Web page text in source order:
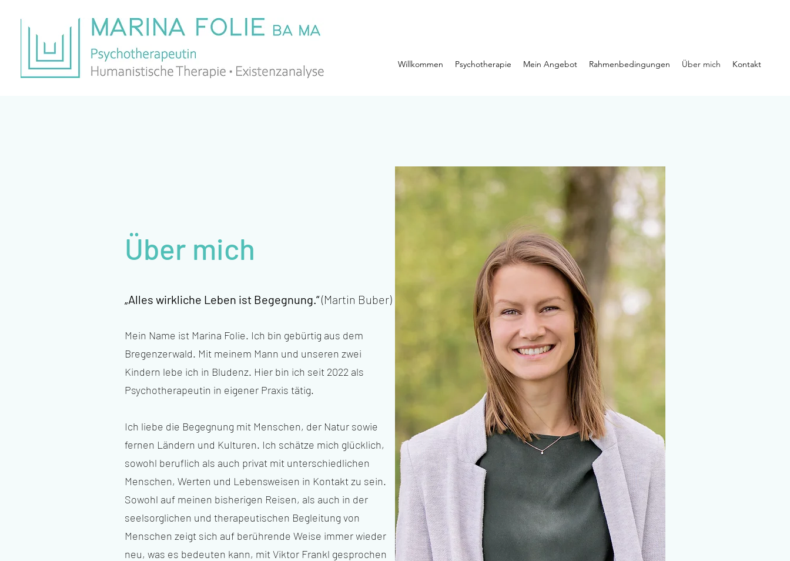
Willkommen Psychotherapie Mein Angebot Rahmenbedingungen Über mich Kontakt
Über mich
„Alles wirkliche Leben ist Begegnung.“(Martin Buber)
Mein Name ist Marina Folie. Ich bin gebürtig aus dem
Bregenzerwald. Mit meinem Mann und unseren zwei
Kindern lebe ich in Bludenz. Hier bin ich seit 2022 als
Psychotherapeutin in eigener Praxis tätig.
Ich liebe die Begegnung mit Menschen, der Natur sowie
fernen Ländern und Kulturen. Ich schätze mich glücklich,
sowohl beruflich als auch privat mit unterschiedlichen
Menschen, Werten und Lebensweisen in Kontakt zu sein.
Sowohl auf meinen bisherigen Reisen, als auch in der
seelsorglichen und therapeutischen Begleitung von
Menschen zeigt sich auf berührende Weise immer wieder
neu, was es bedeuten kann, mit Viktor Frankl gesprochen